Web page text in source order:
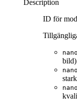
Description
ID för
bild)